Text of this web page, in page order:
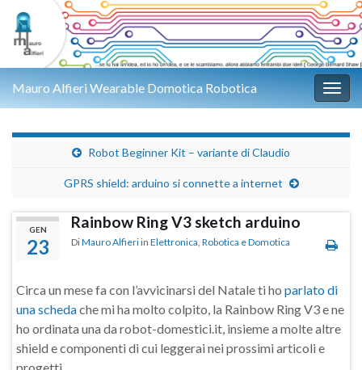
Mauro Alfieri Wearable Domotica Robotica
Robot Beginner Kit – variante di Claudio
GPRS shield: arduino si connette a internet
GEN
23
Rainbow Ring V3 sketch arduino
DiMauro Alfieri in Elettronica, Robotica e Domotica
Circa un mese fa con l’avvicinarsi del Natale ti ho parlato di
una schedache mi ha molto colpito, la Rainbow Ring V3 e ne
ho ordinata una da robot-domestici.it, insieme a molte altre
shield e componenti di cui leggerai nei prossimi articoli e